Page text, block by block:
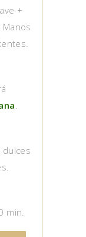
+
dulces
min.